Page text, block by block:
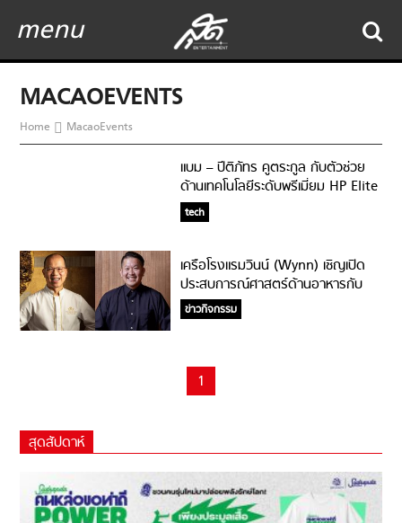
menu
MACAOEVENTS
Home MacaoEvents
แบม – ปีติภัทร คูตระกูล กับตัวช่วย
ด้านเทคโนโลยีระดับพรีเมี่ยม HP Elite
Dragonfly
tech
เครือโรงแรมวินน์ (Wynn) เชิญเปิด
ประสบการณ์ศาสตร์ด้านอาหารกับ
เทศกาลไวน์
ข่าวกิจกรรม
1
สุดสัปดาห์